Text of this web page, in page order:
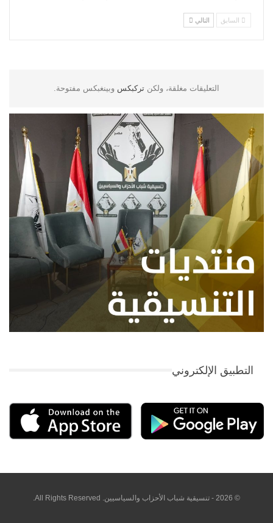
السابق التالي
التعليقات مغلقة، ولكن تركبكس وبينغبكس مفتوحة.
التطبيق الإلكتروني
© 2026 - تنسيقية شباب الأحزاب والسياسيين. All Rights Reserved.